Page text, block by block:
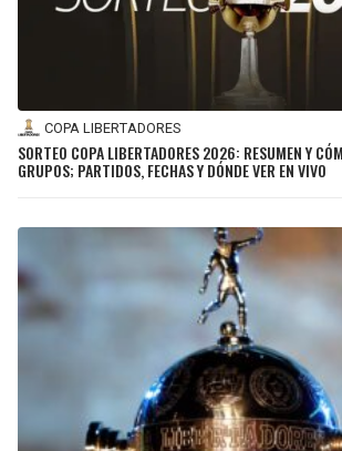
COPA LIBERTADORES
SORTEO COPA LIBERTADORES 2026: RESUMEN Y
GRUPOS; PARTIDOS, FECHAS Y DÓNDE VER EN VIVO